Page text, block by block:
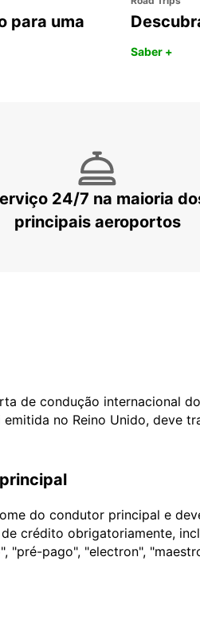
para uma
Saber +
24/7 na maioria
principais aeroportos
de condução internacional
no Reino Unido, deve
do condutor principal e
crédito obrigatoriamente,
pago", "electron",